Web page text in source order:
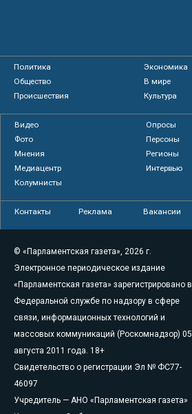
Политика
Экономика
Общество
В мире
Происшествия
Культура
Видео
Опросы
Фото
Персоны
Мнения
Регионы
Медиацентр
Интервью
Колумнисты
Контакты Реклама Вакансии
© «Парламентская газета», 2026 г.
Электронное периодическое издание
«Парламентская газета» зарегистрировано в
Федеральной службе по надзору в сфере
связи, информационных технологий и
массовых коммуникаций (Роскомнадзор) 05
августа 2011 года. 18+
Свидетельство о регистрации Эл № ФС77-
46097
Учредитель — АНО «Парламентская газета»